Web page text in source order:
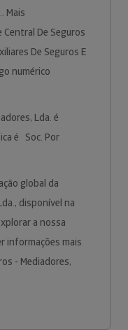
Mais
De Seguros
De Seguros E
numérico
Lda. é
é Soc. Por
global da
disponível na
a nossa
informações mais
- Mediadores,